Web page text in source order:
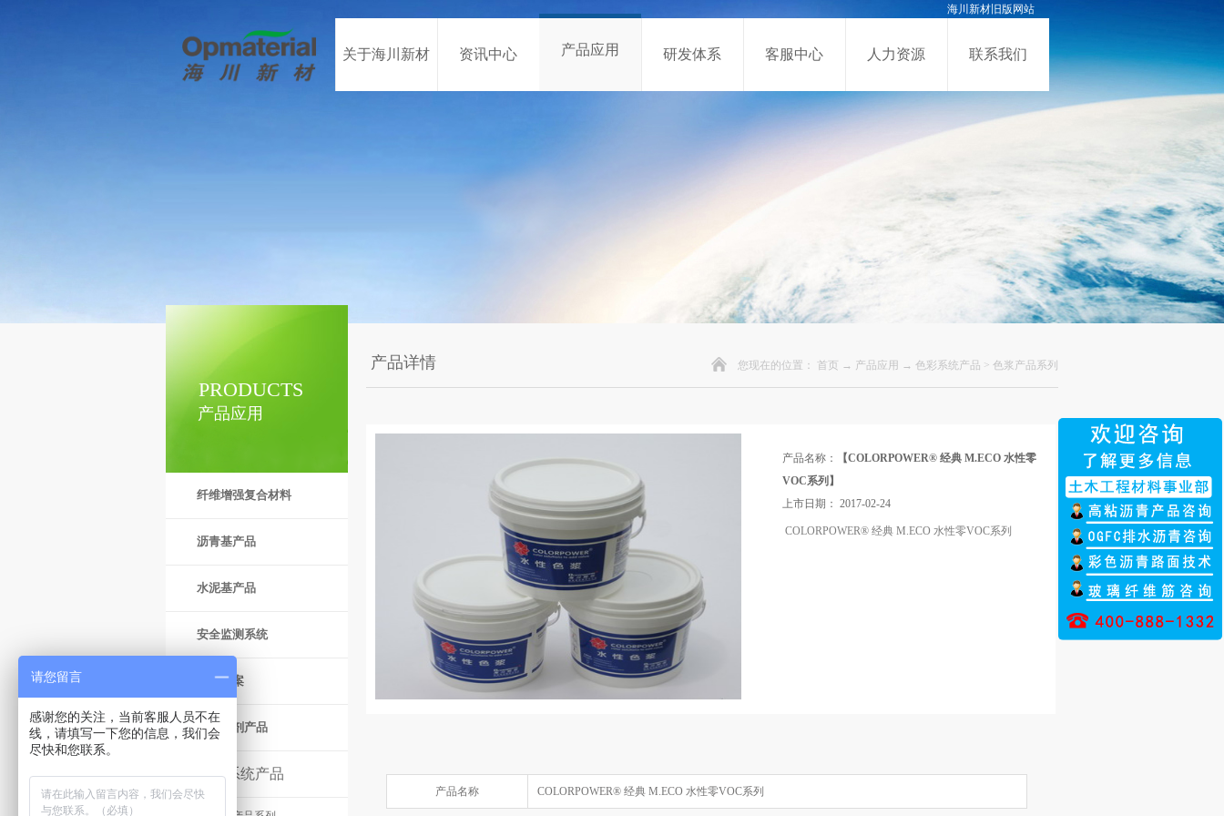
海川新材旧版网站
关于海川新材 资讯中心 产品应用 研发体系 客服中心 人力资源 联系我们
产品应用
PRODUCTS
纤维增强复合材料
沥青基产品
水泥基产品
安全监测系统
解决方案
功能助剂产品
色彩系统产品
产品详情 您现在的位置： 首页 → 产品应用 → 色彩系统产品 > 色浆产品系列
产品名称：
【COLORPOWER® 经典 M.ECO 水性零
VOC系列】
上市日期： 2017-02-24
COLORPOWER® 经典 M.ECO 水性零VOC系列
产品名称 COLORPOWER® 经典 M.ECO 水性零VOC系列
请您留言
感谢您的关注，当前客服人员不在
线，请填写一下您的信息，我们会
尽快和您联系。